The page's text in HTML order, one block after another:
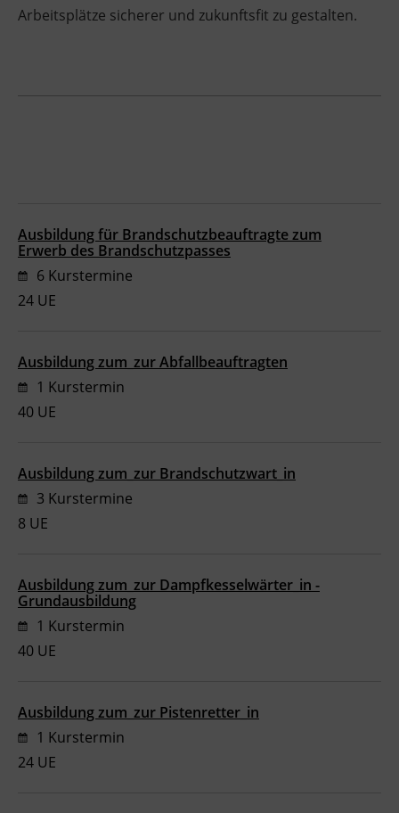
Arbeitsplätze sicherer und zukunftsfit zu gestalten.
Ausbildung für Brandschutzbeauftragte zum
Erwerb des Brandschutzpasses
6 Kurstermine
24 UE
Ausbildung zum_zur Abfallbeauftragten
1 Kurstermin
40 UE
Ausbildung zum_zur Brandschutzwart_in
3 Kurstermine
8 UE
Ausbildung zum_zur Dampfkesselwärter_in -
Grundausbildung
1 Kurstermin
40 UE
Ausbildung zum_zur Pistenretter_in
1 Kurstermin
24 UE